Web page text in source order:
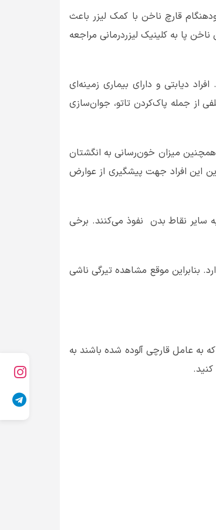
قارچ ناخن با کمک لیزر باعث
پا به کلینیک لیزردرمانی مراجعه
دیابتی و دارای بیماری زمینه‌ای
از جمله پاک‌کردن تاتو، جوان‌سازی
میزان خون‌رسانی به انگشتان
این افراد جهت پیشگیری از عوارض
سایر نقاط بدن نفوذ می‌کنند. برخی
بنابراین موقع مشاهده تیرگی ناشی
به عامل قارچی آلوده شده باشند به